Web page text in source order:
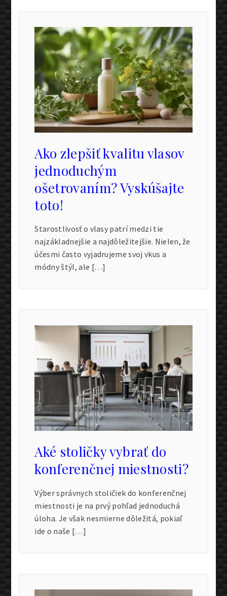
Ako zlepšiť kvalitu vlasov
jednoduchým
ošetrovaním? Vyskúšajte
toto!
Starostlivosť o vlasy patrí medzi tie
najzákladnejšie a najdôležitejšie. Nielen, že
účesmi často vyjadrujeme svoj vkus a
módny štýl, ale […]
Aké stoličky vybrať do
konferenčnej miestnosti?
Výber správnych stoličiek do konferenčnej
miestnosti je na prvý pohľad jednoduchá
úloha. Je však nesmierne dôležitá, pokiaľ
ide o naše […]